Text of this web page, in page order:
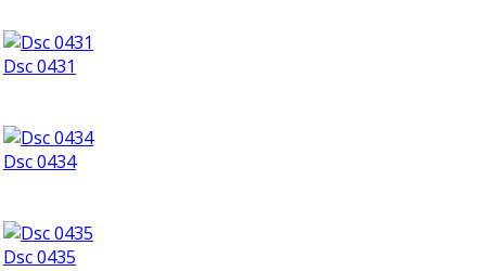
Dsc 0431
Dsc 0434
Dsc 0435